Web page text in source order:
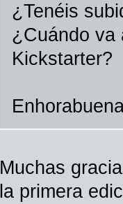
¿Tenéis
¿Cuándo va
Kickstarter?
Muchas
la primera